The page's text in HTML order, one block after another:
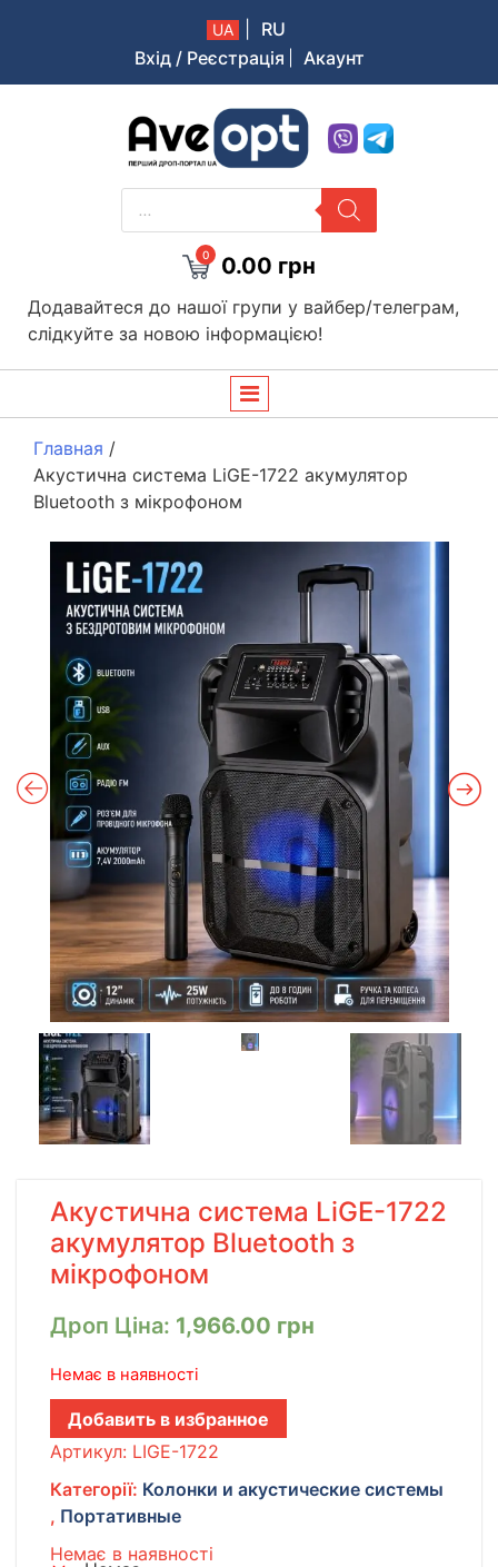
UA
RU
Вхід / Реєстрація
Акаунт
Aveopt – оптова дропшипінг платформа в Україні
PRODUCTS
SEARCH
0 0.00 грн
Додавайтеся до нашої групи у вайбер/телеграм,
слідкуйте за новою інформацією!
Главная /
Акустична система LiGE-1722 акумулятор
Bluetooth з мікрофоном
Акустична система LiGE-1722
акумулятор Bluetooth з
мікрофоном
Дроп Ціна: 1,966.00 грн
Немає в наявності
Добавить в избранное
Артикул: LIGE-1722
Категорії: Колонки и акустические системы
, Портативные
Немає в наявності